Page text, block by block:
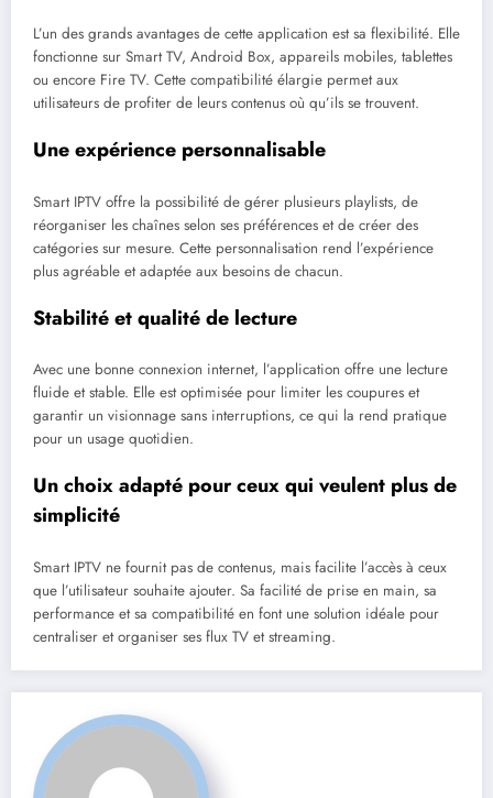
L’un des grands avantages de cette application est sa flexibilité. Elle
fonctionne sur Smart TV, Android Box, appareils mobiles, tablettes
ou encore Fire TV. Cette compatibilité élargie permet aux
utilisateurs de profiter de leurs contenus où qu’ils se trouvent.
Une expérience personnalisable
Smart IPTV offre la possibilité de gérer plusieurs playlists, de
réorganiser les chaînes selon ses préférences et de créer des
catégories sur mesure. Cette personnalisation rend l’expérience
plus agréable et adaptée aux besoins de chacun.
Stabilité et qualité de lecture
Avec une bonne connexion internet, l’application offre une lecture
fluide et stable. Elle est optimisée pour limiter les coupures et
garantir un visionnage sans interruptions, ce qui la rend pratique
pour un usage quotidien.
Un choix adapté pour ceux qui veulent plus de
simplicité
Smart IPTV ne fournit pas de contenus, mais facilite l’accès à ceux
que l’utilisateur souhaite ajouter. Sa facilité de prise en main, sa
performance et sa compatibilité en font une solution idéale pour
centraliser et organiser ses flux TV et streaming.